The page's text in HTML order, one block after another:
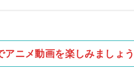
アニメ動画を楽しみましょ